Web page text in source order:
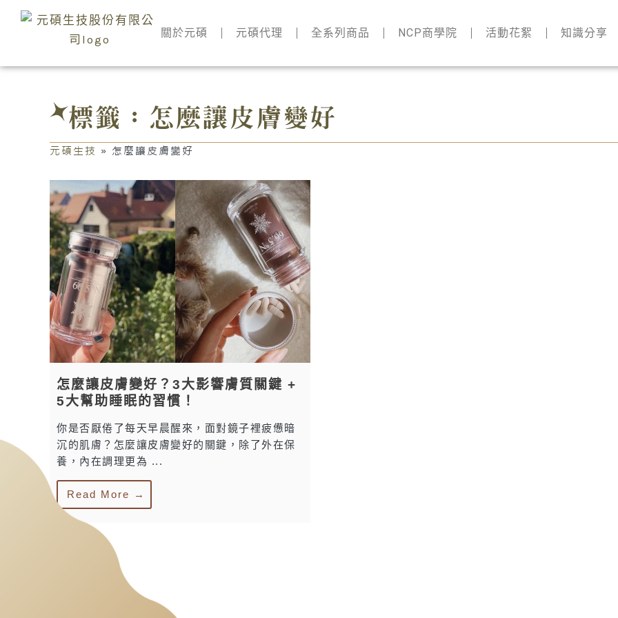
要
關於元碩 元碩代理 全系列商品 NCP商學院 活動花絮 知識分享
標籤：怎麼讓皮膚變好
元碩生技 » 怎麼讓皮膚變好
怎麼讓皮膚變好？3大影響膚質關鍵 +
5大幫助睡眠的習慣！
你是否厭倦了每天早晨醒來，面對鏡子裡疲憊暗
沉的肌膚？怎麼讓皮膚變好的關鍵，除了外在保
養，內在調理更為 ...
Read More →